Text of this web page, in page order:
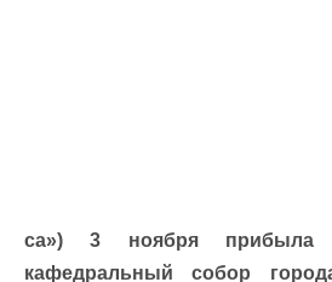
са») 3 ноября прибыла
кафедральный собор